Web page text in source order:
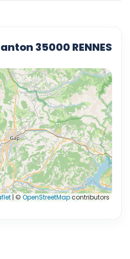
35000 RENNES
| © OpenStreetMapcontributors